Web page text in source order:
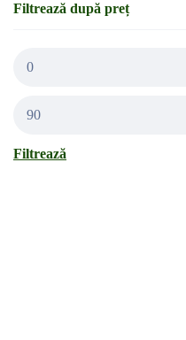
Filtrează după preț
Filtrează